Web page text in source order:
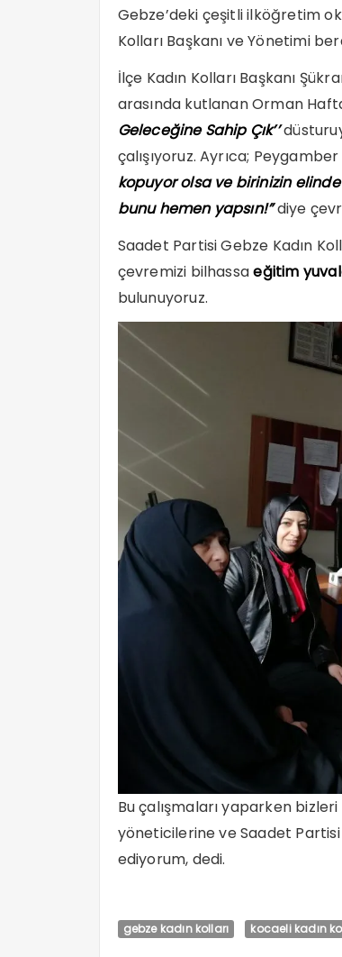
Gebze’deki çeşitli ilköğretim
Kolları Başkanı ve Yönetimi
İlçe Kadın Kolları Başkanı
arasında kutlanan Orman
Geleceğine Sahip Çık’’
çalışıyoruz. Ayrıca;
kopuyor olsa ve birinizin
bunu hemen yapsın!”diye
Saadet Partisi Gebze Kadın
çevremizi bilhassaeğitim
bulunuyoruz.
Bu çalışmaları yaparken
yöneticilerine ve Saadet
ediyorum, dedi.
gebze kadın kolları kocaeli kadın